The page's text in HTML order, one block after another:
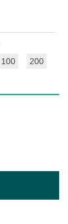
100 200